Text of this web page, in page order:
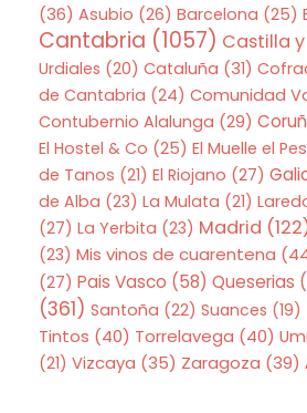
(36) Asubio (26) Barcelona (25)
Cantabria (1057) Castilla y
Urdiales (20) Cataluña (31)
de Cantabria (24) Comunidad
Contubernio Alalunga (29)
El Hostel & Co (25) El Muelle el
de Tanos (21) El Riojano (27)
de Alba (23) La Mulata (21)
(27) La Yerbita (23) Madrid
(23) Mis vinos de cuarentena
(27) Pais Vasco (58) Queserias
(361) Santoña (22) Suances (19)
Tintos (40) Torrelavega (40)
(21) Vizcaya (35) Zaragoza (39)